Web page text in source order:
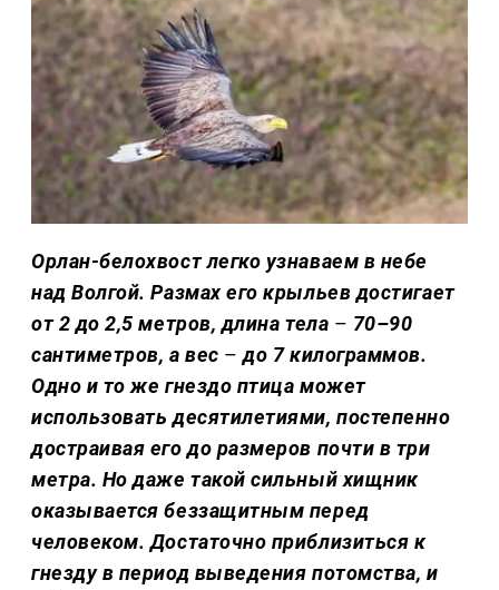
Орлан-белохвост легко узнаваем в небе
над Волгой. Размах его крыльев достигает
от 2 до 2,5 метров, длина тела – 70–90
сантиметров, а вес – до 7 килограммов.
Одно и то же гнездо птица может
использовать десятилетиями, постепенно
достраивая его до размеров почти в три
метра. Но даже такой сильный хищник
оказывается беззащитным перед
человеком. Достаточно приблизиться к
гнезду в период выведения потомства, и